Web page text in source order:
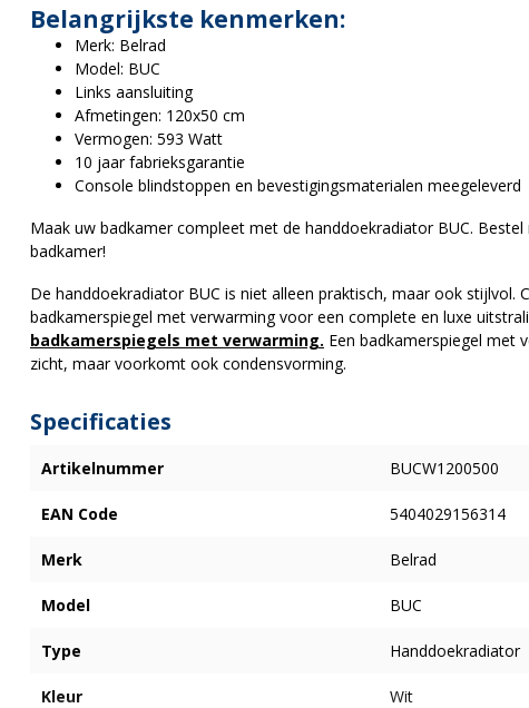
Belangrijkste kenmerken:
Merk: Belrad
Model: BUC
Links aansluiting
Afmetingen: 120x50 cm
Vermogen: 593 Watt
10 jaar fabrieksgarantie
Console blindstoppen en bevestigingsmaterialen meegeleverd
Maak uw badkamer compleet met de handdoekradiator BUC.
badkamer!
De handdoekradiator BUC is niet alleen praktisch, maar ook stijlvol.
badkamerspiegel met verwarming voor een complete en luxe
badkamerspiegels met verwarming. Een badkamerspiegel met
zicht, maar voorkomt ook condensvorming.
Specificaties
Artikelnummer BUCW1200500
EAN Code 5404029156314
Merk Belrad
Model BUC
Type Handdoekradiator
Kleur Wit